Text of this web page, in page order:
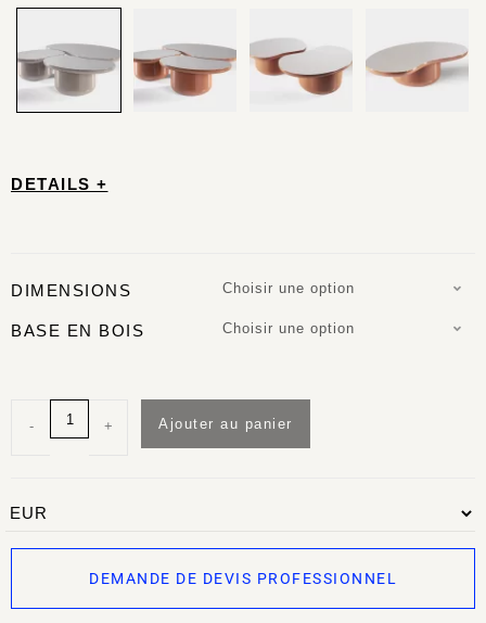
DETAILS +
DIMENSIONS Choisir une option
BASE EN BOIS Choisir une option
- + Ajouter au panier
DEMANDE DE DEVIS PROFESSIONNEL